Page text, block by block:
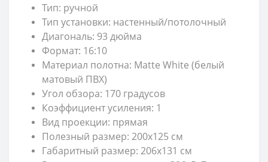
Тип: ручной
Тип установки: настенный/потолочный
Диагональ: 93 дюйма
Формат: 16:10
Материал полотна: Matte White (белый
матовый ПВХ)
Угол обзора: 170 градусов
Коэффициент усиления: 1
Вид проекции: прямая
Полезный размер: 200х125 см
Габаритный размер: 206х131 см